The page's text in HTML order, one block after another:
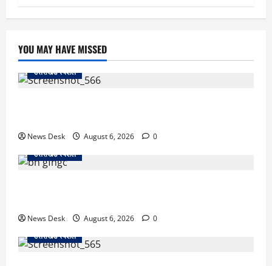
YOU MAY HAVE MISSED
उत्तराखंड स्पेशल
News Desk August 6, 2026
0
उत्तराखंड स्पेशल
News Desk August 6, 2026
0
उत्तराखंड स्पेशल